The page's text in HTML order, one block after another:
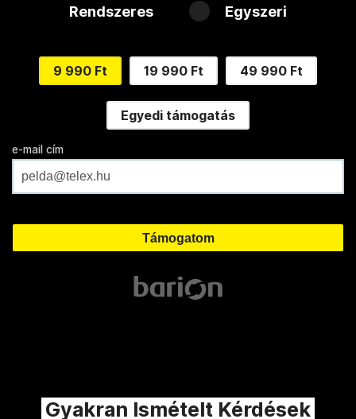
Rendszeres Egyszeri
9 990 Ft 19 990 Ft 49 990 Ft
Egyedi támogatás
e-mail cím
Gyakran Ismételt Kérdések